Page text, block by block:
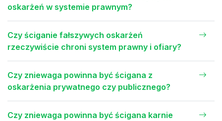
oskarżeń w systemie prawnym?
Czy ściganie fałszywych oskarżeń
rzeczywiście chroni system prawny i ofiary?
Czy zniewaga powinna być ścigana z
oskarżenia prywatnego czy publicznego?
Czy zniewaga powinna być ścigana karnie